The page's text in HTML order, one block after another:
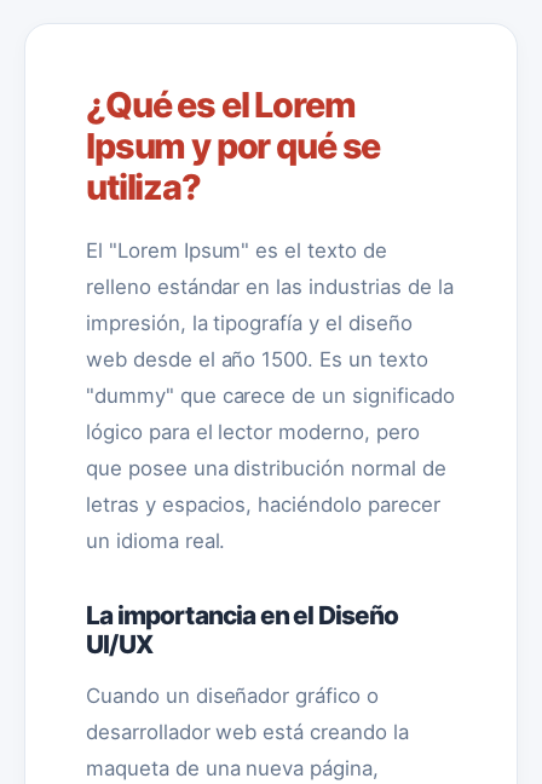
¿Qué es el Lorem
Ipsum y por qué se
utiliza?
El "Lorem Ipsum" es el texto de
relleno estándar en las industrias de la
impresión, la tipografía y el diseño
web desde el año 1500. Es un texto
"dummy" que carece de un significado
lógico para el lector moderno, pero
que posee una distribución normal de
letras y espacios, haciéndolo parecer
un idioma real.
La importancia en el Diseño
UI/UX
Cuando un diseñador gráfico o
desarrollador web está creando la
maqueta de una nueva página,